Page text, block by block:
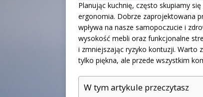
Planując kuchnię, często skupiamy
ergonomia. Dobrze zaprojektowana
wpływa na nasze samopoczucie i
wysokość mebli oraz funkcjonalne
i zmniejszając ryzyko kontuzji. Warto
tylko piękna, ale przede wszystkim
W tym artykule przeczytasz